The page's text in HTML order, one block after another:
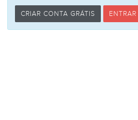
CRIAR CONTA GRÁTIS ENTRAR